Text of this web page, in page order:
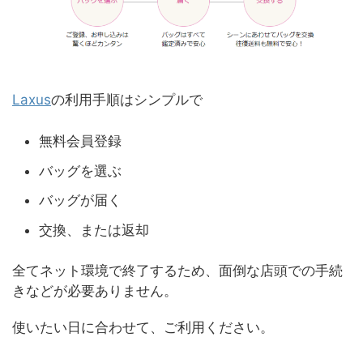
Laxusの利用手順はシンプルで
無料会員登録
バッグを選ぶ
バッグが届く
交換、または返却
全てネット環境で終了するため、面倒な店頭での手続
きなどが必要ありません。
使いたい日に合わせて、ご利用ください。